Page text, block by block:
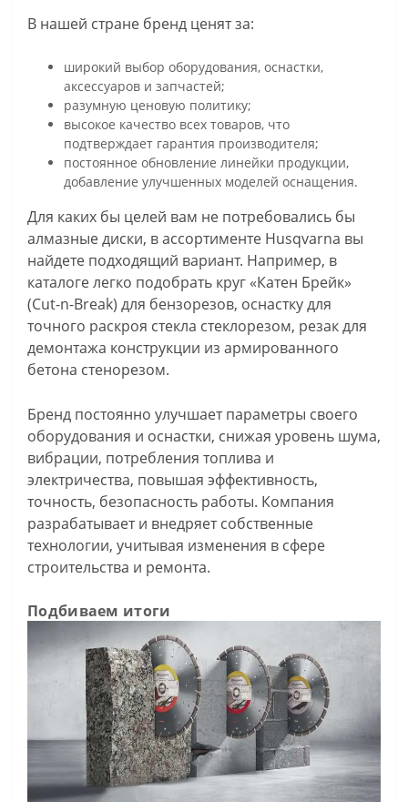
В нашей стране бренд ценят за:
широкий выбор оборудования, оснастки,
аксессуаров и запчастей;
разумную ценовую политику;
высокое качество всех товаров, что
подтверждает гарантия производителя;
постоянное обновление линейки продукции,
добавление улучшенных моделей оснащения.
Для каких бы целей вам не потребовались бы
алмазные диски, в ассортименте Husqvarna вы
найдете подходящий вариант. Например, в
каталоге легко подобрать круг «Катен Брейк»
(Cut-n-Break) для бензорезов, оснастку для
точного раскроя стекла стеклорезом, резак для
демонтажа конструкции из армированного
бетона стенорезом.
Бренд постоянно улучшает параметры своего
оборудования и оснастки, снижая уровень шума,
вибрации, потребления топлива и
электричества, повышая эффективность,
точность, безопасность работы. Компания
разрабатывает и внедряет собственные
технологии, учитывая изменения в сфере
строительства и ремонта.
Подбиваем итоги